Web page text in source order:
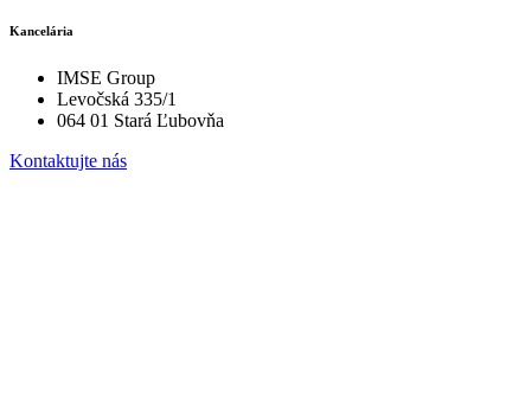
Kancelária
IMSE Group
Levočská 335/1
064 01 Stará Ľubovňa
Kontaktujte nás